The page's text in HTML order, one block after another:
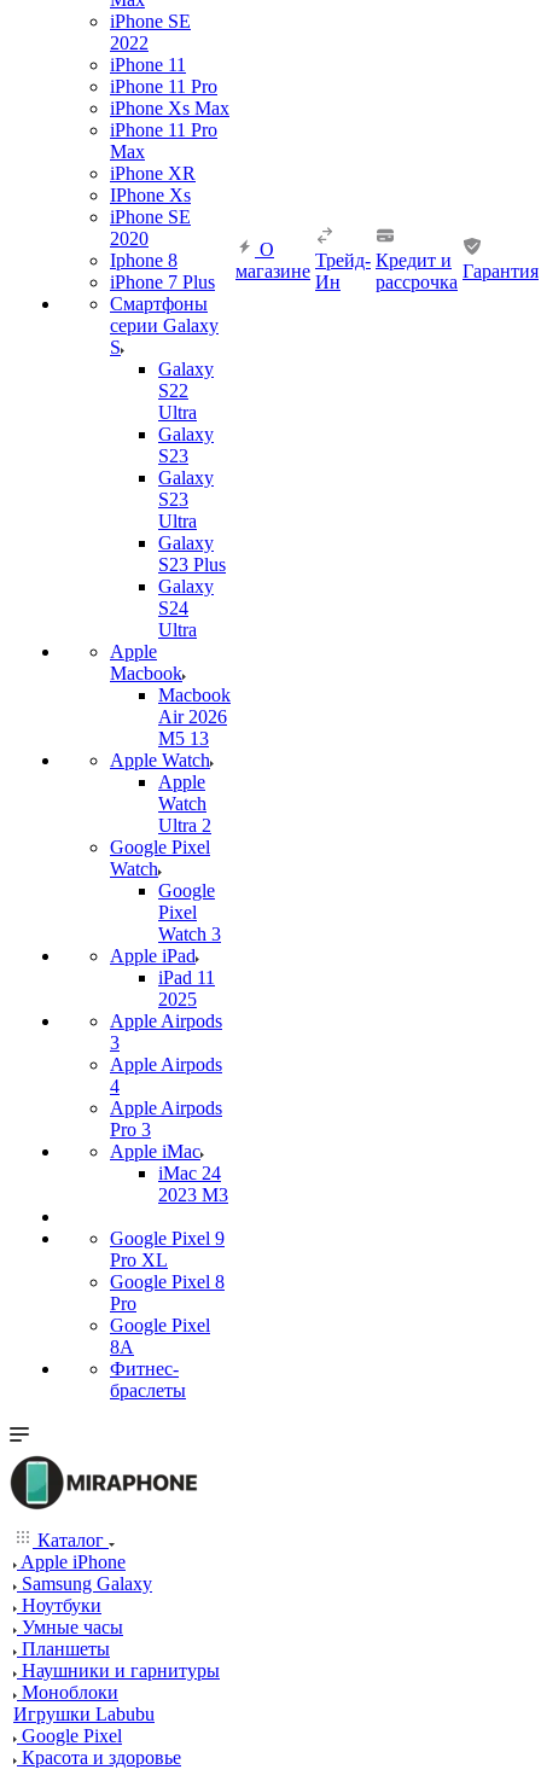
iPhone SE
2022
iPhone 11
iPhone 11 Pro
iPhone Xs Max
iPhone 11 Pro
Max
iPhone XR
IPhone Xs
iPhone SE
2020
Iphone 8
iPhone 7 Plus
Смартфоны
серии Galaxy
S
Galaxy
S22
Ultra
Galaxy
S23
Galaxy
S23
Ultra
Galaxy
S23 Plus
Galaxy
S24
Ultra
Apple
Macbook
Macbook
Air 2026
M5 13
Apple Watch
Apple
Watch
Ultra 2
Google Pixel
Watch
Google
Pixel
Watch 3
Apple iPad
iPad 11
2025
Apple Airpods
3
Apple Airpods
4
Apple Airpods
Pro 3
Apple iMac
iMac 24
2023 M3
Google Pixel 9
Pro XL
Google Pixel 8
Pro
Google Pixel
8A
Фитнес-
браслеты
О
магазине
Трейд-
Ин
Кредит и
рассрочка
Гарантия
Каталог
Apple iPhone
Samsung Galaxy
Ноутбуки
Умные часы
Планшеты
Наушники и гарнитуры
Моноблоки
Игрушки Labubu
Google Pixel
Красота и здоровье